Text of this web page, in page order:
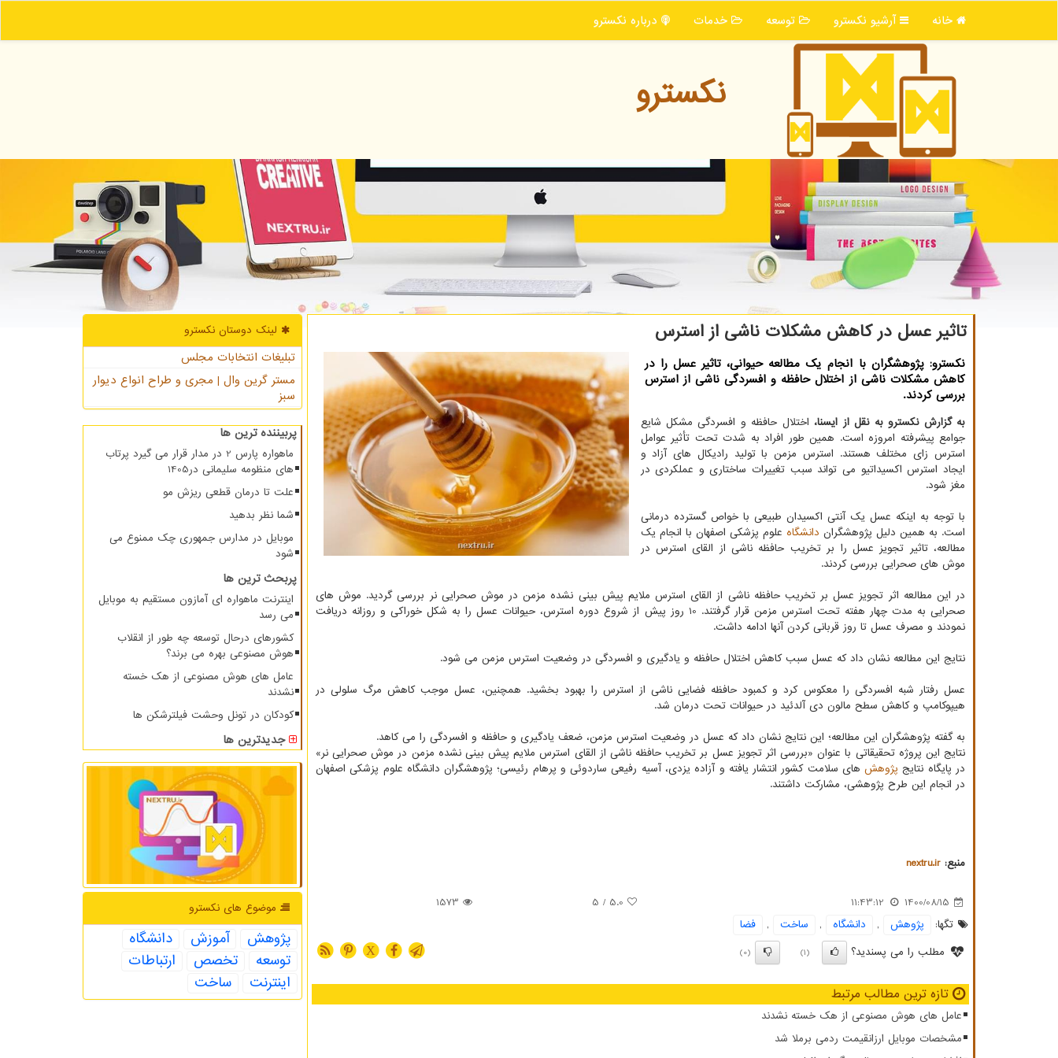
خانه آرشیو نكسترو توسعه خدمات درباره نكسترو
نكسترو
تاثیر عسل در کاهش مشکلات ناشی از استرس
نکسترو: پژوهشگران با انجام یک مطالعه حیوانی، تاثیر عسل را در
کاهش مشکلات ناشی از اختلال حافظه و افسردگی ناشی از استرس
بررسی کردند.
به گزارش نکسترو به نقل از ایسنا، اختلال حافظه و افسردگی مشکل شایع
جوامع پیشرفته امروزه است. همین طور افراد به شدت تحت تأثیر عوامل
استرس زای مختلف هستند. استرس مزمن با تولید رادیکال های آزاد و
ایجاد استرس اکسیداتیو می تواند سبب تغییرات ساختاری و عملکردی در
مغز شود.
با توجه به اینکه عسل یک آنتی اکسیدان طبیعی با خواص گسترده درمانی
است. به همین دلیل پژوهشگران دانشگاه علوم پزشکی اصفهان با انجام یک
مطالعه، تاثیر تجویز عسل را بر تخریب حافظه ناشی از القای استرس در
موش های صحرایی بررسی کردند.
در این مطالعه اثر تجویز عسل بر تخریب حافظه ناشی از القای استرس ملایم پیش بینی نشده مزمن در موش صحرایی نر بررسی گردید. موش های
صحرایی به مدت چهار هفته تحت استرس مزمن قرار گرفتند. 10 روز پیش از شروع دوره استرس، حیوانات عسل را به شکل خوراکی و روزانه دریافت
نمودند و مصرف عسل تا روز قربانی کردن آنها ادامه داشت.
نتایج این مطالعه نشان داد که عسل سبب کاهش اختلال حافظه و یادگیری و افسردگی در وضعیت استرس مزمن می شود.
عسل رفتار شبه افسردگی را معکوس کرد و کمبود حافظه فضایی ناشی از استرس را بهبود بخشید. همچنین، عسل موجب کاهش مرگ سلولی در
هیپوکامپ و کاهش سطح مالون دی آلدئید در حیوانات تحت درمان شد.
به گفته پژوهشگران این مطالعه؛ این نتایج نشان داد که عسل در وضعیت استرس مزمن، ضعف یادگیری و حافظه و افسردگی را می کاهد.
نتایج این پروژه تحقیقاتی با عنوان «بررسی اثر تجویز عسل بر تخریب حافظه ناشی از القای استرس ملایم پیش بینی نشده مزمن در موش صحرایی نر»
در پایگاه نتایج پژوهشهای سلامت کشور انتشار یافته و آزاده یزدی، آسیه رفیعی ساردوئی و پرهام رئیسی؛ پژوهشگران دانشگاه علوم پزشکی اصفهان
در انجام این طرح پژوهشی، مشارکت داشتند.
منبع: nextru.ir
1400/08/15
11:43:12
5.0
/ 5
1573
تگها:
پژوهش , دانشگاه , ساخت ,
فضا
مطلب را می پسندید؟
(1)
(0)
X
تازه ترین مطالب مرتبط
عامل های هوش مصنوعی از هک خسته نشدند
مشخصات موبایل ارزانقیمت ردمی برملا شد
لینک دوستان نكسترو
تبلیغات انتخابات مجلس
مستر گرین وال | مجری و طراح انواع دیوار
سبز
پربیننده ترین ها
ماهواره پارس 2 در مدار قرار می گیرد پرتاب
های منظومه سلیمانی در1405
علت تا درمان قطعی ریزش مو
شما نظر بدهید
موبایل در مدارس جمهوری چک ممنوع می
شود
پربحث ترین ها
اینترنت ماهواره ای آمازون مستقیم به موبایل
می رسد
کشورهای درحال توسعه چه طور از انقلاب
هوش مصنوعی بهره می برند؟
عامل های هوش مصنوعی از هک خسته
نشدند
کودکان در تونل وحشت فیلترشکن ها
جدیدترین ها
موضوع های نكسترو
پژوهش آموزش
دانشگاه
توسعه
تخصص
ارتباطات
اینترنت
ساخت